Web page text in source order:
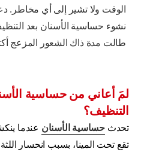
الوقت ولا تشير إلى أي مخاطر.
نشوء حساسية الأسنان بعد
طالت مدة ذاك الشعور المزعج
لمَ أعاني من حساسية
التنظيف؟
تحدث حساسية الأسنان عندما
تقع تحت المينا، بسبب انحسار